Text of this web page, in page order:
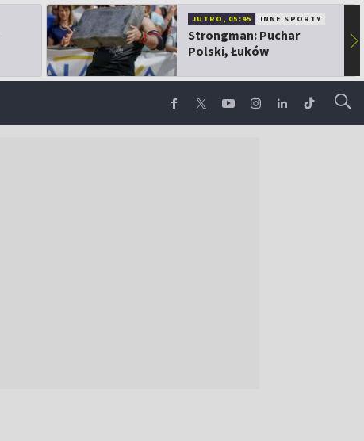
JUTRO, 05:45 INNE SPORTY
Strongman: Puchar
Polski, Łuków
▶